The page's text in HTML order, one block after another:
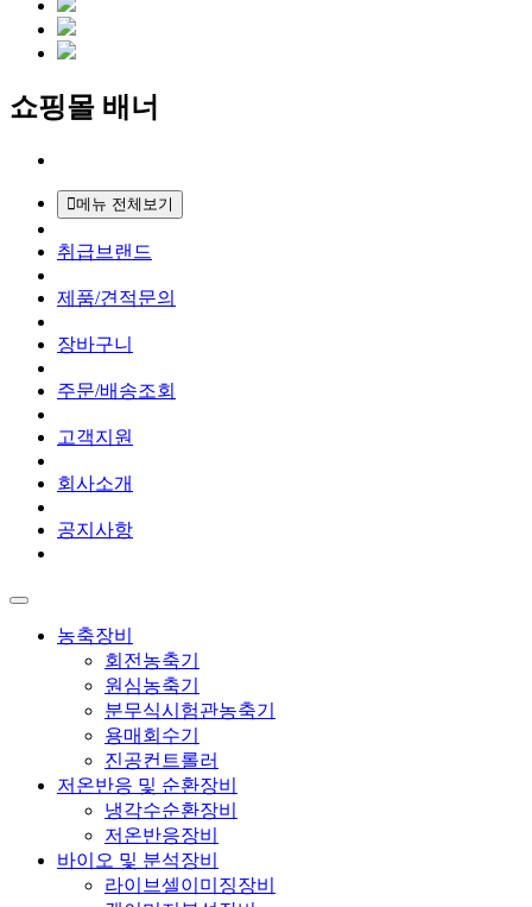
쇼핑몰 배너
메뉴 전체보기
취급브랜드
제품/견적문의
장바구니
주문/배송조회
고객지원
회사소개
공지사항
농축장비
회전농축기
원심농축기
분무식시험관농축기
용매회수기
진공컨트롤러
저온반응 및 순환장비
냉각수순환장비
저온반응장비
바이오 및 분석장비
라이브셀이미징장비